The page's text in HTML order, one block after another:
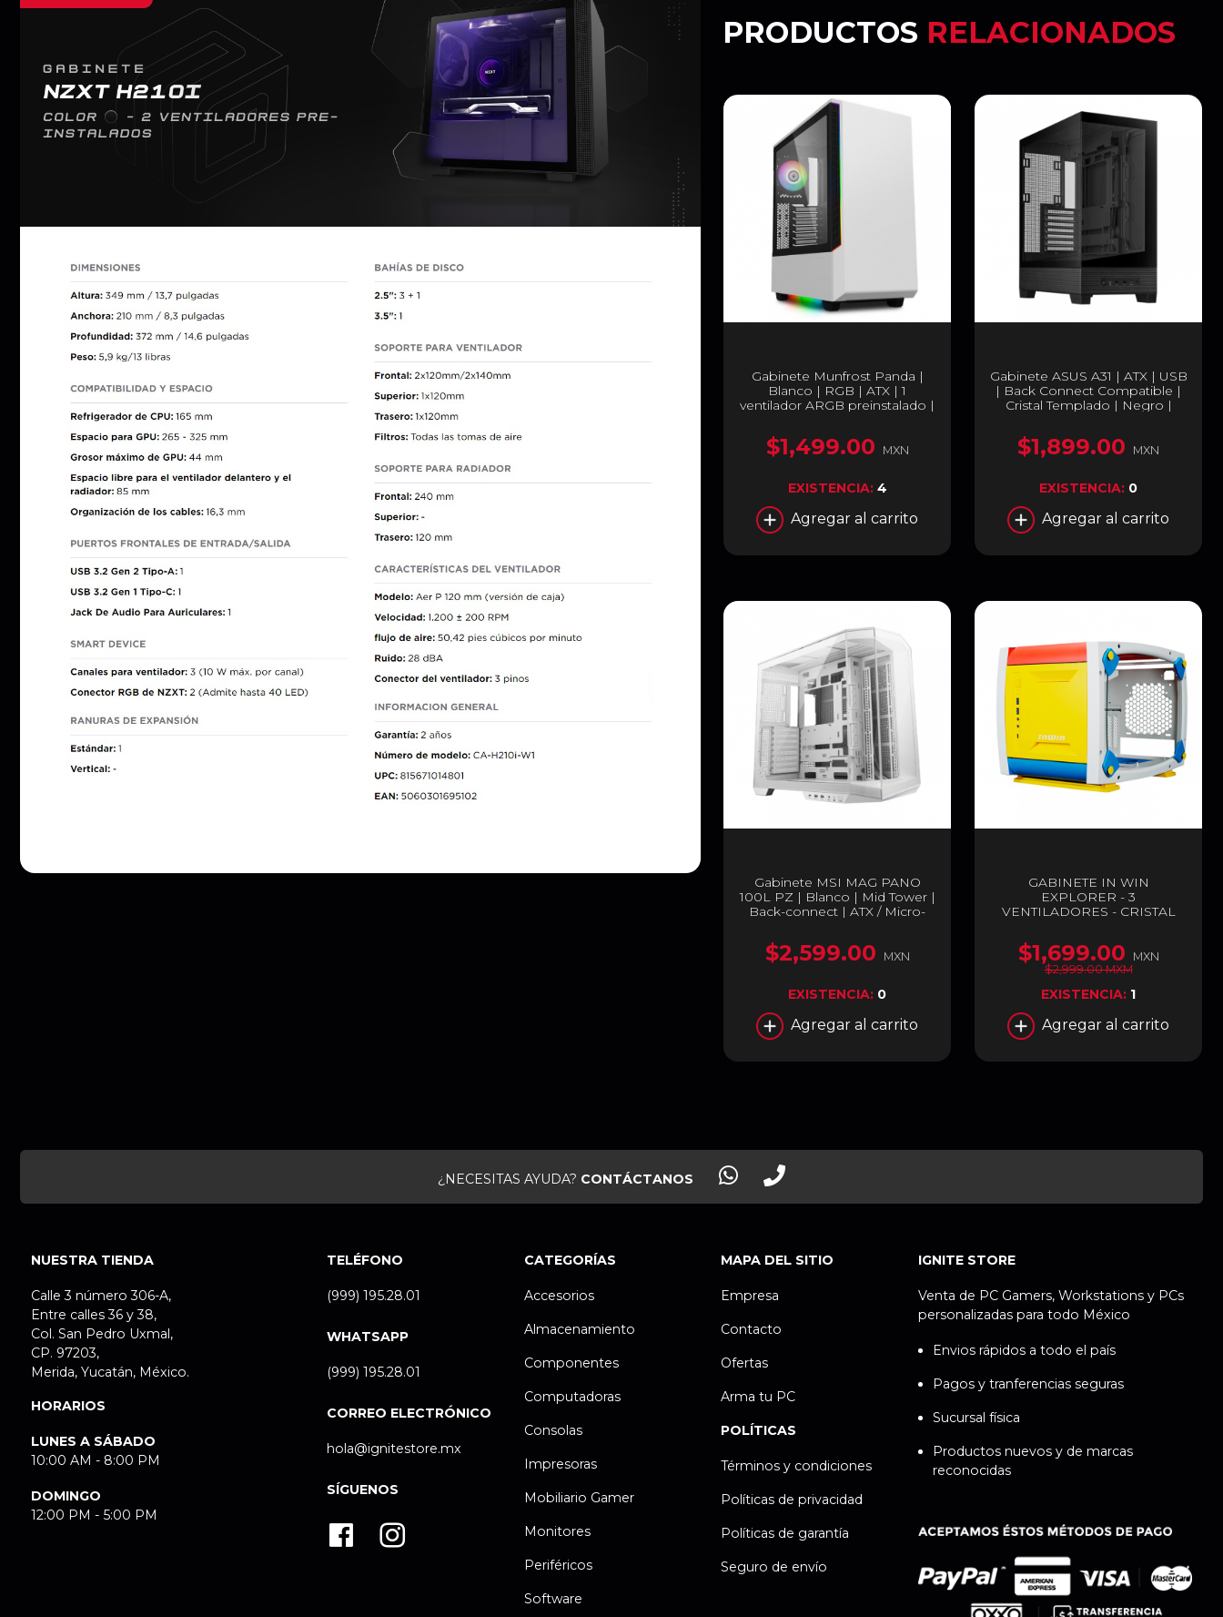
PRODUCTOS RELACIONADOS
Gabinete Munfrost Panda |
Blanco | RGB | ATX | 1
ventilador ARGB preinstalado |
$1,499.00 MXN
EXISTENCIA: 4
Agregar al carrito
Gabinete ASUS A31 | ATX | USB
| Back Connect Compatible |
Cristal Templado | Negro |
$1,899.00 MXN
EXISTENCIA: 0
Agregar al carrito
Gabinete MSI MAG PANO
100L PZ | Blanco | Mid Tower |
Back-connect | ATX / Micro-
PANO 100L PZ WHITE
$2,599.00 MXN
EXISTENCIA: 0
Agregar al carrito
GABINETE IN WIN
EXPLORER - 3
VENTILADORES - CRISTAL
$1,699.00
MXN
$2,999.00 MXM
EXISTENCIA: 1
Agregar al carrito
¿NECESITAS AYUDA? CONTÁCTANOS
NUESTRA TIENDA
Calle 3 número 306-A,
Entre calles 36 y 38,
Col. San Pedro Uxmal,
CP. 97203,
Merida, Yucatán, México.
HORARIOS
LUNES A SÁBADO
10:00 AM - 8:00 PM
DOMINGO
12:00 PM - 5:00 PM
TELÉFONO
(999) 195.28.01
WHATSAPP
(999) 195.28.01
CORREO ELECTRÓNICO
hola@ignitestore.mx
SÍGUENOS
CATEGORÍAS
Accesorios
Almacenamiento
Componentes
Computadoras
Consolas
Impresoras
Mobiliario Gamer
Monitores
Periféricos
Software
MAPA DEL SITIO
Empresa
Contacto
Ofertas
Arma tu PC
POLÍTICAS
Términos y condiciones
Políticas de privacidad
Políticas de garantía
Seguro de envío
IGNITE STORE
Venta de PC Gamers, Workstations y PCs
personalizadas para todo México
Envios rápidos a todo el país
Pagos y tranferencias seguras
Sucursal física
Productos nuevos y de marcas
reconocidas